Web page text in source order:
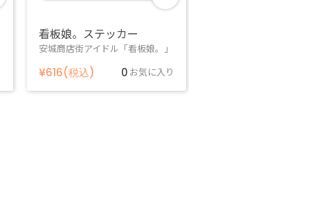
看板娘。ステッカー
安城商店街アイドル「看板娘。」
¥616(税込) 0 お気に入り